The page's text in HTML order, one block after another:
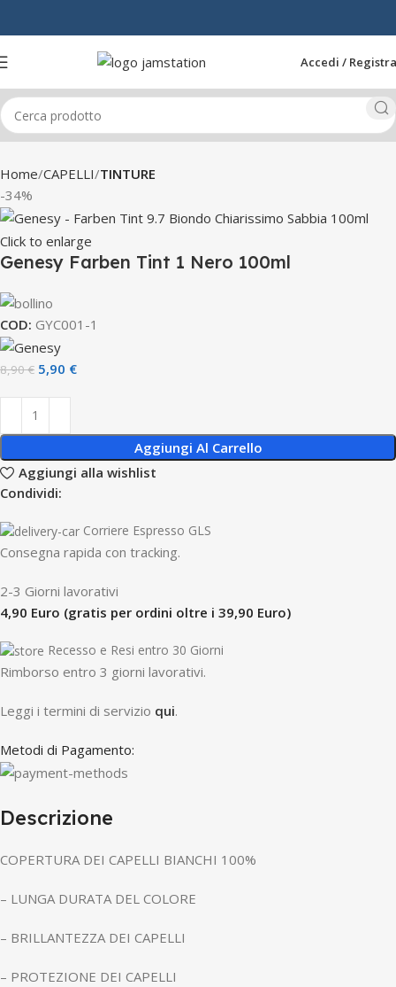
Accedi /
Home CAPELLI TINTURE
-34%
Click to enlarge
Genesy Farben Tint 1 Nero 100ml
COD: GYC001-1
8,90€ 5,90 €
Aggiungi Al Carrello
Aggiungi alla wishlist
Condividi:
Corriere Espresso GLS
Consegna rapida con tracking.
2-3 Giorni lavorativi
4,90 Euro (gratis per ordini oltre i 39,90 Euro)
Recesso e Resi entro 30 Giorni
Rimborso entro 3 giorni lavorativi.
Leggi i termini di servizio qui.
Metodi di Pagamento:
Descrizione
COPERTURA DEI CAPELLI BIANCHI 100%
– LUNGA DURATA DEL COLORE
– BRILLANTEZZA DEI CAPELLI
– PROTEZIONE DEI CAPELLI